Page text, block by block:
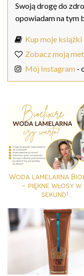
Swoją drogę do
opowiadam na tym
Kup moje
Zobacz moją
Mój Instagram -
Woda lamelarna
- piękne włosy w
sekund!...